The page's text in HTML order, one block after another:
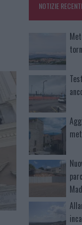
NOTIZIE RECENTI